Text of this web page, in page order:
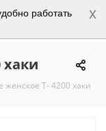
работать
x
0
хаки
женское Т- 4200 хаки